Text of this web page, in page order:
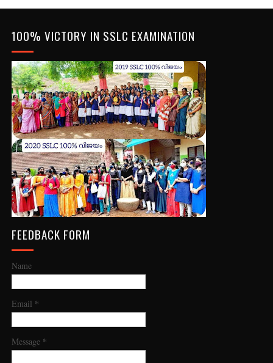
100% VICTORY IN SSLC EXAMINATION
FEEDBACK FORM
Name
Email *
Message *